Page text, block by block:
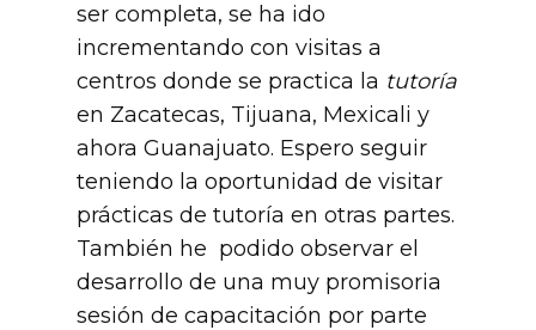
ser completa, se ha ido
incrementando con visitas a
centros donde se practica la tutoría
en Zacatecas, Tijuana, Mexicali y
ahora Guanajuato. Espero seguir
teniendo la oportunidad de visitar
prácticas de tutoría en otras partes.
También he podido observar el
desarrollo de una muy promisoria
sesión de capacitación por parte